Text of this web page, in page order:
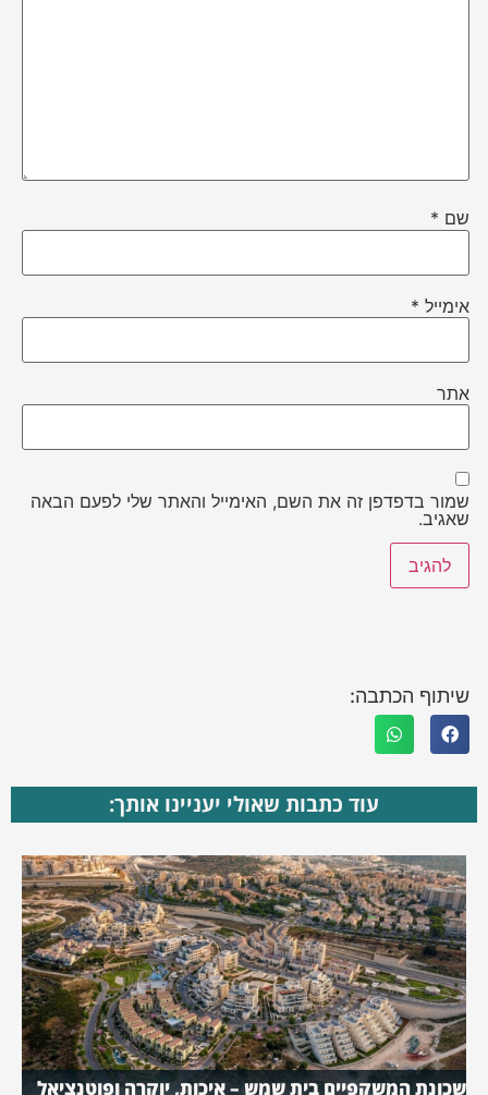
שם *
אימייל *
אתר
שמור בדפדפן זה את השם, האימייל והאתר שלי לפעם הבאה
שאגיב.
שיתוף הכתבה:
עוד כתבות שאולי יעניינו אותך:
שכונת המשקפיים בית שמש – איכות, יוקרה ופוטנציאל